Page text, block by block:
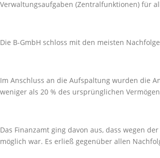
Verwaltungsaufgaben (Zentralfunktionen) für
Die B-GmbH schloss mit den meisten
Im Anschluss an die Aufspaltung wurden die
weniger als 20 % des ursprünglichen
Das Finanzamt ging davon aus, dass wegen
möglich war. Es erließ gegenüber allen